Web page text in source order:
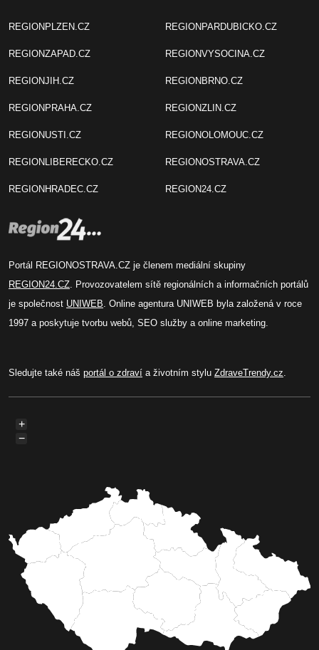
REGIONPLZEN.CZ
REGIONZAPAD.CZ
REGIONJIH.CZ
REGIONPRAHA.CZ
REGIONUSTI.CZ
REGIONLIBERECKO.CZ
REGIONHRADEC.CZ
REGIONPARDUBICKO.CZ
REGIONVYSOCINA.CZ
REGIONBRNO.CZ
REGIONZLIN.CZ
REGIONOLOMOUC.CZ
REGIONOSTRAVA.CZ
REGION24.CZ
Portál REGIONOSTRAVA.CZ je členem mediální skupiny
REGION24.CZ. Provozovatelem sítě regionálních a informačních portálů
je společnost UNIWEB. Online agentura UNIWEB byla založená v roce
1997 a poskytuje tvorbu webů, SEO služby a online marketing.
Sledujte také náš portál o zdraví a životním stylu ZdraveTrendy.cz.
+
−